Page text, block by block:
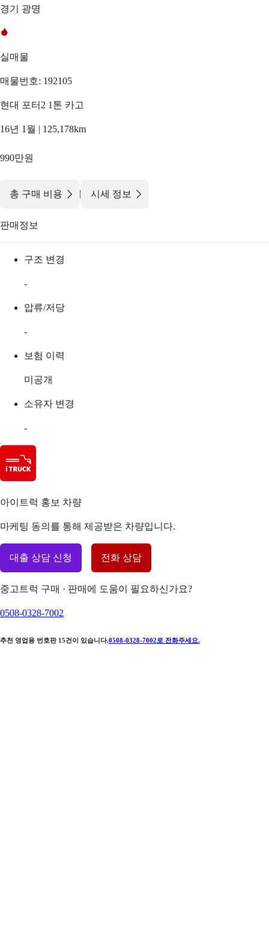
경기 광명
실매물
매물번호: 192105
현대 포터2 1톤 카고
16년 1월 | 125,178km
990만원
총 구매 비용 | 시세 정보
판매정보
구조 변경
-
압류/저당
-
보험 이력
미공개
소유자 변경
-
아이트럭 홍보 차량
마케팅 동의를 통해 제공받은 차량입니다.
대출 상담 신청 전화 상담
중고트럭 구매 · 판매에 도움이 필요하신가요?
0508-0328-7002
추천 영업용 번호판 15건이 있습니다.0508-0328-7002 로 전화주세요.